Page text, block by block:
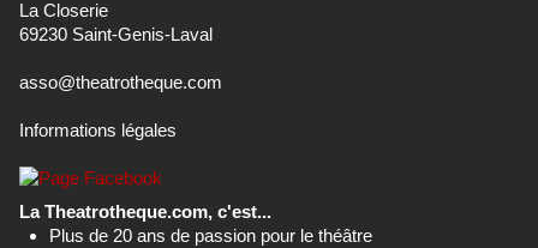
La Closerie
69230 Saint-Genis-Laval
asso@theatrotheque.com
Informations légales
La Theatrotheque.com, c'est...
Plus de 20 ans de passion pour le théâtre